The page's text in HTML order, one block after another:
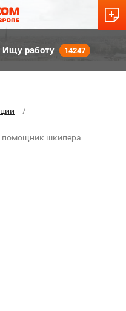
Ищу работу 14247
помощник шкипера